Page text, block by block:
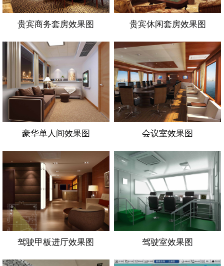
贵宾商务套房效果图 贵宾休闲套房效果图
豪华单人间效果图 会议室效果图
驾驶甲板进厅效果图 驾驶室效果图